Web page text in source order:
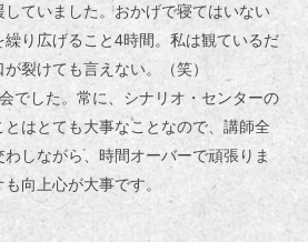
ていました。おかげで寝てはいない
り広げること4時間。私は観ているだ
裂けても言えない。（笑）
でした。常に、シナリオ・センターの
はとても大事なことなので、講師全
しながら、時間オーバーで頑張りま
向上心が大事です。